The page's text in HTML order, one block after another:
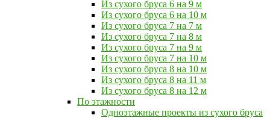
Из сухого бруса 6 на 9 м
Из сухого бруса 6 на 10 м
Из сухого бруса 7 на 7 м
Из сухого бруса 7 на 8 м
Из сухого бруса 7 на 9 м
Из сухого бруса 7 на 10 м
Из сухого бруса 8 на 10 м
Из сухого бруса 8 на 11 м
Из сухого бруса 8 на 12 м
По этажности
Одноэтажные проекты из сухого бруса